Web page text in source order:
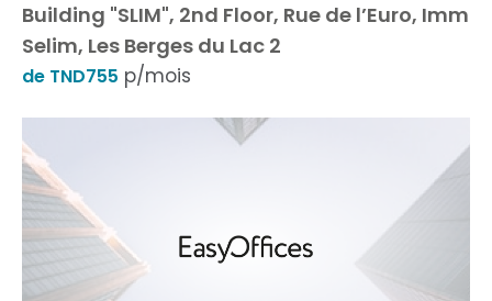
Building "SLIM", 2nd Floor, Rue de l’Euro, Imm
Selim, Les Berges du Lac 2
de TND755 p/mois